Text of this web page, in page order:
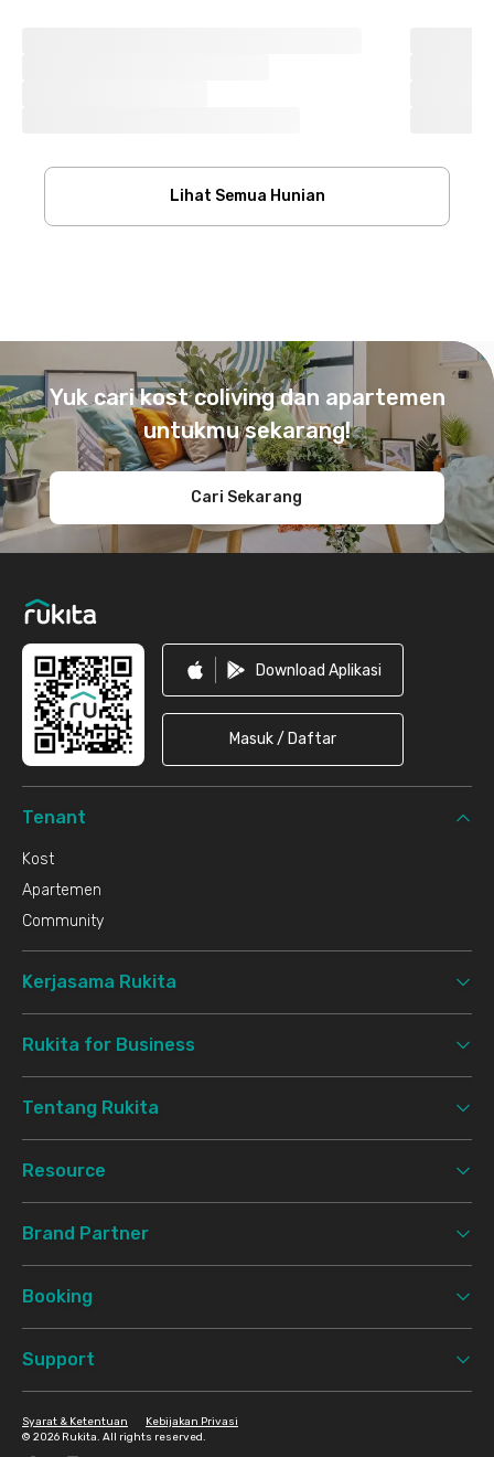
Lihat Semua Hunian
Yuk cari kost coliving dan apartemen
untukmu sekarang!
Cari Sekarang
Download Aplikasi
Masuk / Daftar
Tenant
Kost
Apartemen
Community
Kerjasama Rukita
Rukita for Business
Tentang Rukita
Resource
Brand Partner
Booking
Support
© 2026 Rukita. All rights reserved.
Syarat & Ketentuan Kebijakan Privasi